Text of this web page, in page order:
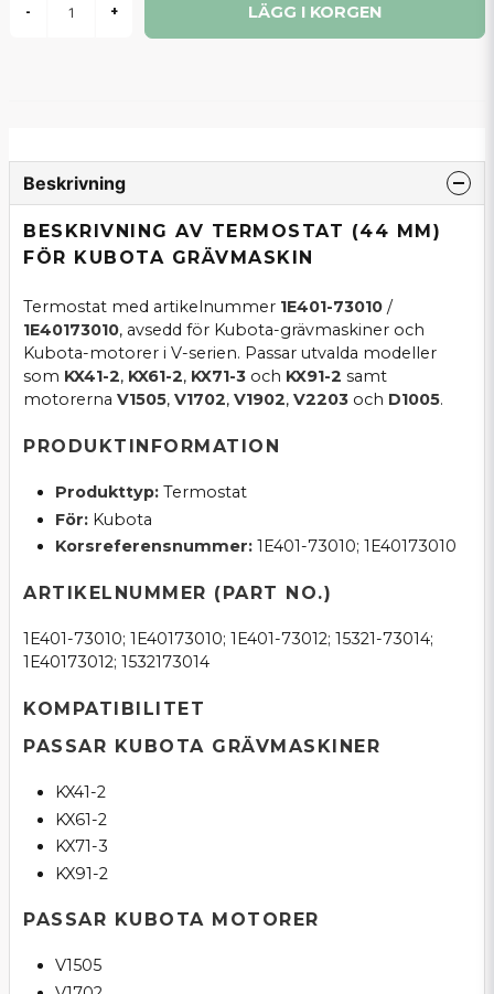
- + LÄGG I KORGEN
Beskrivning
BESKRIVNING AV TERMOSTAT (44 MM)
FÖR KUBOTA GRÄVMASKIN
Termostat med artikelnummer 1E401-73010 /
1E40173010, avsedd för Kubota-grävmaskiner och
Kubota-motorer i V-serien. Passar utvalda modeller
som KX41-2, KX61-2, KX71-3 och KX91-2 samt
motorerna V1505, V1702, V1902, V2203 och D1005.
PRODUKTINFORMATION
Produkttyp:Termostat
För:Kubota
Korsreferensnummer:1E401-73010; 1E40173010
ARTIKELNUMMER (PART NO.)
1E401-73010; 1E40173010; 1E401-73012; 15321-73014;
1E40173012; 1532173014
KOMPATIBILITET
PASSAR KUBOTA GRÄVMASKINER
KX41-2
KX61-2
KX71-3
KX91-2
PASSAR KUBOTA MOTORER
V1505